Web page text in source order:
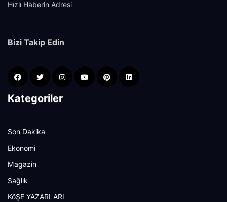
Hızlı Haberin Adresi
Bizi Takip Edin
Kategoriler
Son Dakika
Ekonomi
Magazin
Sağlık
KöŞE YAZARLARI